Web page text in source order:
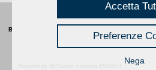
Buongiorno
n. 2 /28/02/2012 |© 2024
Privacy |
Accetta
Preferenze
Nega